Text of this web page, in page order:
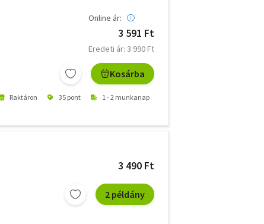
Online ár:
3 591 Ft
Eredeti ár: 3 990 Ft
Kosárba
Raktáron 35 pont 1 - 2 munkanap
3 490 Ft
2 példány